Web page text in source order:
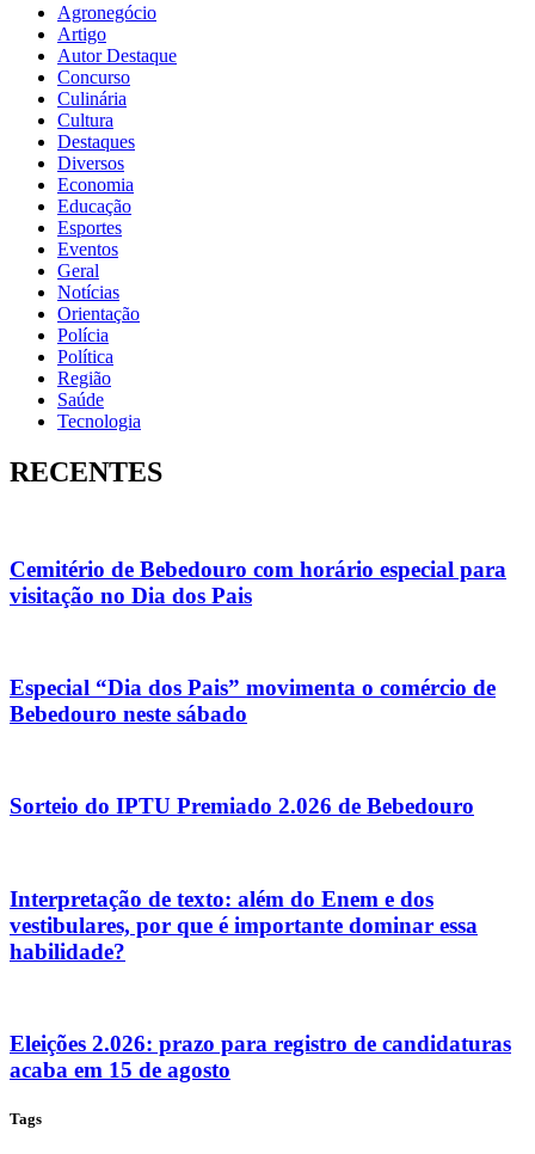
Agronegócio
Artigo
Autor Destaque
Concurso
Culinária
Cultura
Destaques
Diversos
Economia
Educação
Esportes
Eventos
Geral
Notícias
Orientação
Polícia
Política
Região
Saúde
Tecnologia
RECENTES
Cemitério de Bebedouro com horário especial para
visitação no Dia dos Pais
Especial “Dia dos Pais” movimenta o comércio de
Bebedouro neste sábado
Sorteio do IPTU Premiado 2.026 de Bebedouro
Interpretação de texto: além do Enem e dos
vestibulares, por que é importante dominar essa
habilidade?
Eleições 2.026: prazo para registro de candidaturas
acaba em 15 de agosto
Tags